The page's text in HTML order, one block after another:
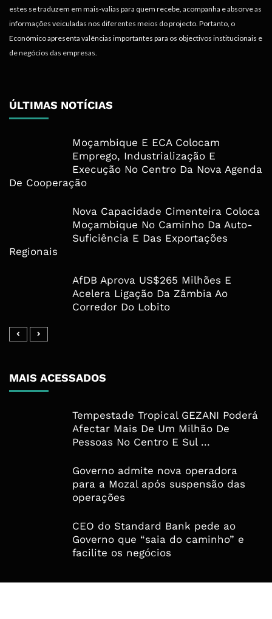
estes se traduzem em mais-valias para quem recebe, acompanha e absorve as
informações veiculadas nos diferentes meios do projecto. Portanto, o
Económico apresenta valências importantes para os objectivos institucionais e
de negócios das empresas.
ÚLTIMAS NOTÍCIAS
Moçambique E ECA Colocam
Emprego, Industrialização E
Execução No Centro Da Nova Agenda
De Cooperação
Nova Capacidade Cimenteira Coloca
Moçambique No Caminho Da Auto-
Suficiência E Das Exportações
Regionais
AfDB Aprova US$265 Milhões E
Acelera Ligação Da Zâmbia Ao
Corredor Do Lobito
MAIS ACESSADOS
Tempestade Tropical GEZANI Poderá
Afectar Mais De Um Milhão De
Pessoas No Centro E Sul ...
Governo admite nova operadora
para a Mozal após suspensão das
operações
CEO do Standard Bank pede ao
Governo que “saia do caminho” e
facilite os negócios